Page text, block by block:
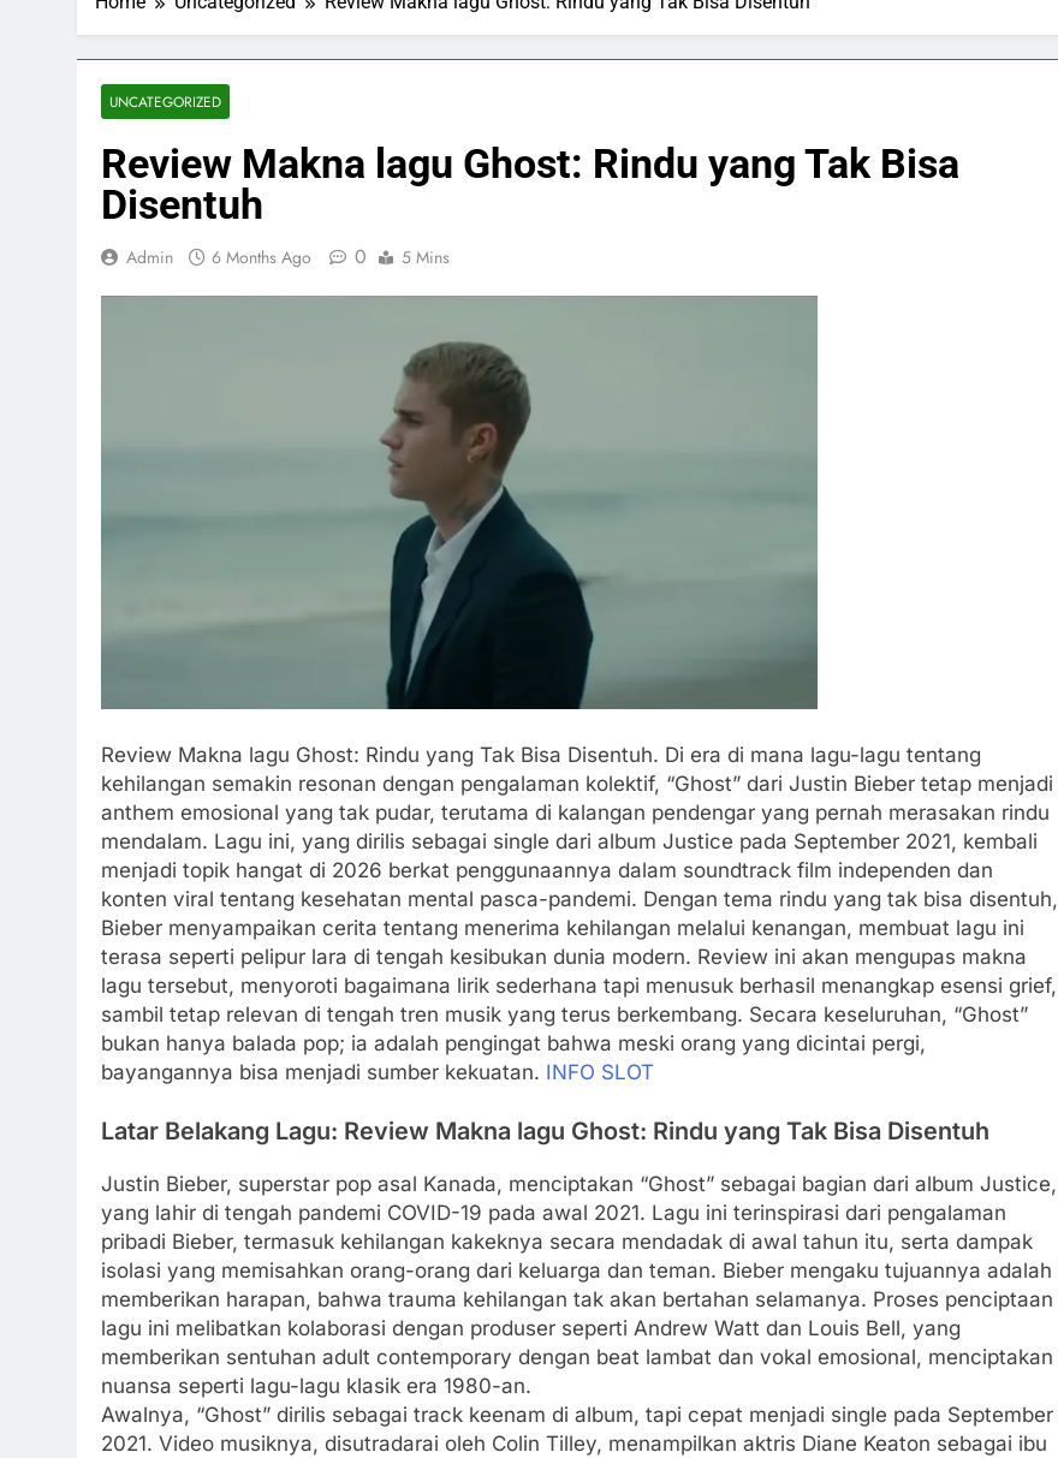
UNCATEGORIZED
Review Makna lagu Ghost: Rindu yang Tak Bisa
Disentuh
Admin 6 Months Ago 0 5 Mins
Review Makna lagu Ghost: Rindu yang Tak Bisa Disentuh. Di era di mana lagu-lagu tentang
kehilangan semakin resonan dengan pengalaman kolektif, “Ghost” dari Justin Bieber tetap menjadi
anthem emosional yang tak pudar, terutama di kalangan pendengar yang pernah merasakan rindu
mendalam. Lagu ini, yang dirilis sebagai single dari album Justice pada September 2021, kembali
menjadi topik hangat di 2026 berkat penggunaannya dalam soundtrack film independen dan
konten viral tentang kesehatan mental pasca-pandemi. Dengan tema rindu yang tak bisa disentuh,
Bieber menyampaikan cerita tentang menerima kehilangan melalui kenangan, membuat lagu ini
terasa seperti pelipur lara di tengah kesibukan dunia modern. Review ini akan mengupas makna
lagu tersebut, menyoroti bagaimana lirik sederhana tapi menusuk berhasil menangkap esensi grief,
sambil tetap relevan di tengah tren musik yang terus berkembang. Secara keseluruhan, “Ghost”
bukan hanya balada pop; ia adalah pengingat bahwa meski orang yang dicintai pergi,
bayangannya bisa menjadi sumber kekuatan. INFO SLOT
Latar Belakang Lagu: Review Makna lagu Ghost: Rindu yang Tak Bisa Disentuh
Justin Bieber, superstar pop asal Kanada, menciptakan “Ghost” sebagai bagian dari album Justice,
yang lahir di tengah pandemi COVID-19 pada awal 2021. Lagu ini terinspirasi dari pengalaman
pribadi Bieber, termasuk kehilangan kakeknya secara mendadak di awal tahun itu, serta dampak
isolasi yang memisahkan orang-orang dari keluarga dan teman. Bieber mengaku tujuannya adalah
memberikan harapan, bahwa trauma kehilangan tak akan bertahan selamanya. Proses penciptaan
lagu ini melibatkan kolaborasi dengan produser seperti Andrew Watt dan Louis Bell, yang
memberikan sentuhan adult contemporary dengan beat lambat dan vokal emosional, menciptakan
nuansa seperti lagu-lagu klasik era 1980-an.
Awalnya, “Ghost” dirilis sebagai track keenam di album, tapi cepat menjadi single pada September
2021. Video musiknya, disutradarai oleh Colin Tilley, menampilkan aktris Diane Keaton sebagai ibu